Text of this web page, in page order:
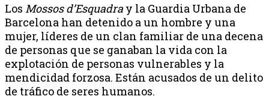
Los Mossos d’Esquadra y la Guardia Urbana de
Barcelona han detenido a un hombre y una
mujer, líderes de un clan familiar de una decena
de personas que se ganaban la vida con la
explotación de personas vulnerables y la
mendicidad forzosa. Están acusados ​​de un delito
de tráfico de seres humanos.